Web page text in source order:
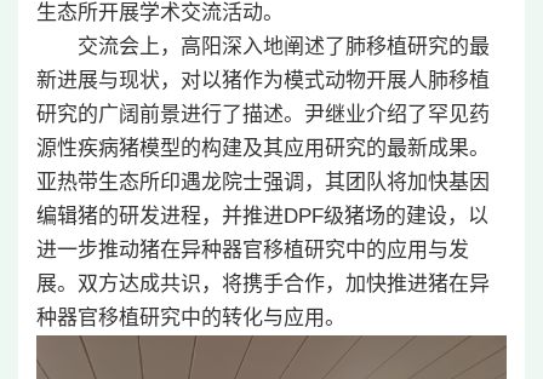
生态所开展学术交流活动。
交流会上，高阳深入地阐述了肺移植研究的最
新进展与现状，对以猪作为模式动物开展人肺移植
研究的广阔前景进行了描述。尹继业介绍了罕见药
源性疾病猪模型的构建及其应用研究的最新成果。
亚热带生态所印遇龙院士强调，其团队将加快基因
编辑猪的研发进程，并推进DPF级猪场的建设，以
进一步推动猪在异种器官移植研究中的应用与发
展。双方达成共识，将携手合作，加快推进猪在异
种器官移植研究中的转化与应用。